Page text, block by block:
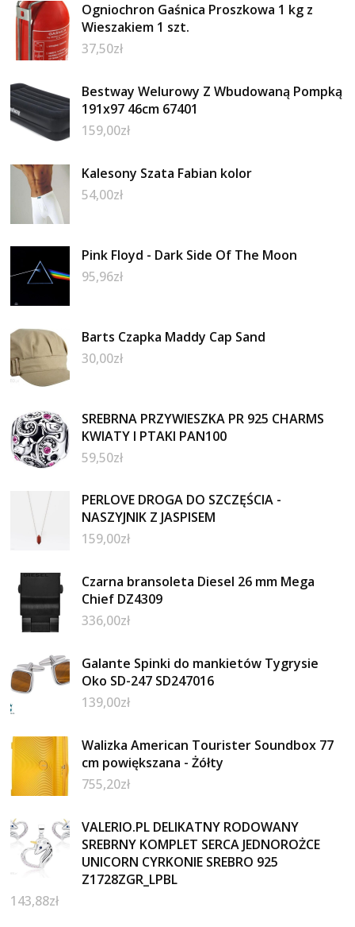
Ogniochron Gaśnica Proszkowa 1 kg z
Wieszakiem 1 szt.
37,50zł
Bestway Welurowy Z Wbudowaną Pompką
191x97 46cm 67401
159,00zł
Kalesony Szata Fabian kolor
54,00zł
Pink Floyd - Dark Side Of The Moon
95,96zł
Barts Czapka Maddy Cap Sand
30,00zł
SREBRNA PRZYWIESZKA PR 925 CHARMS
KWIATY I PTAKI PAN100
59,50zł
PERLOVE DROGA DO SZCZĘŚCIA -
NASZYJNIK Z JASPISEM
159,00zł
Czarna bransoleta Diesel 26 mm Mega
Chief DZ4309
336,00zł
Galante Spinki do mankietów Tygrysie
Oko SD-247 SD247016
139,00zł
Walizka American Tourister Soundbox 77
cm powiększana - Żółty
755,20zł
VALERIO.PL DELIKATNY RODOWANY
SREBRNY KOMPLET SERCA JEDNOROŻCE
UNICORN CYRKONIE SREBRO 925
Z1728ZGR_LPBL
143,88zł